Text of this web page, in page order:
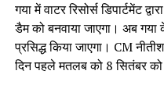
गया में वाटर रिसोर्स डिपार्टमेंट
डैम को बनवाया जाएगा। अब
प्रसिद्ध किया जाएगा। CM
दिन पहले मतलब को 8 सितंबर